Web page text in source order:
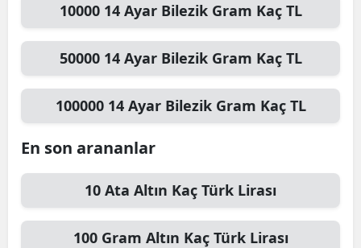
10000 14 Ayar Bilezik Gram Kaç TL
50000 14 Ayar Bilezik Gram Kaç TL
100000 14 Ayar Bilezik Gram Kaç TL
En son arananlar
10 Ata Altın Kaç Türk Lirası
100 Gram Altın Kaç Türk Lirası